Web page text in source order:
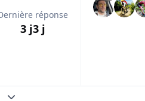
réponse
3 j3 j
Expand topic overview